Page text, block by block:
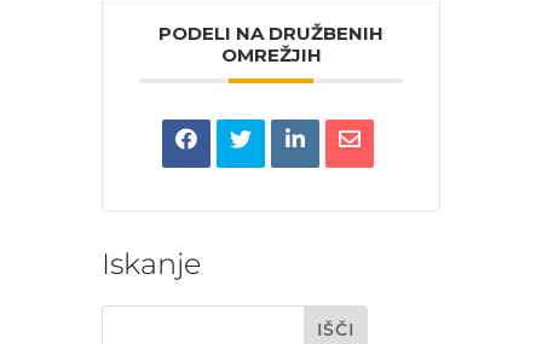
PODELI NA DRUŽBENIH
OMREŽJIH
Iskanje